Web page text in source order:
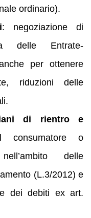
ordinario).
: negoziazione di
delle Entrate-
per ottenere
riduzioni delle
di rientro e
o
delle
(L.3/2012) e
dei debiti ex art.